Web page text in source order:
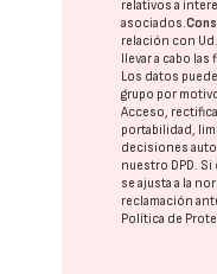
relativos a
asociados.
relación con
llevar a cabo
Los datos
grupo por
Acceso,
portabilidad,
decisiones
nuestro DPD .
se ajusta a la
reclamación
Política de